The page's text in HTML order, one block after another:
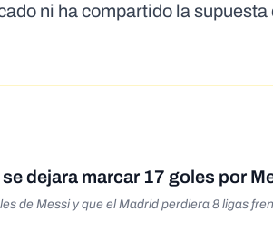
ni ha compartido la
dejara marcar 17 goles por